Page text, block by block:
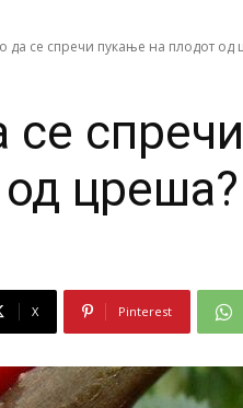
да се спречи пукање на плодот од
се
цреша?
X Pinterest